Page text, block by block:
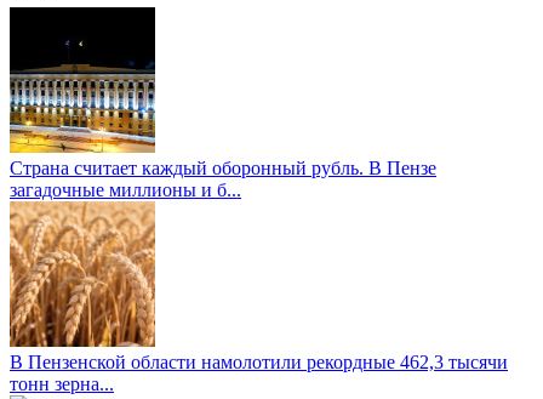
Страна считает каждый оборонный рубль. В Пензе
загадочные миллионы и б...
В Пензенской области намолотили рекордные 462,3 тысячи
тонн зерна...